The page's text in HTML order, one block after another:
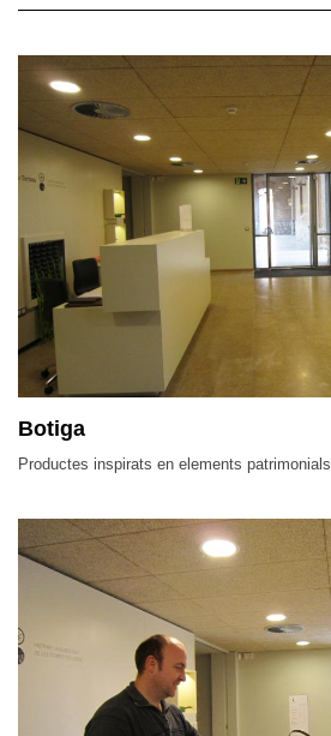
Botiga
Productes inspirats en elements patrimonials